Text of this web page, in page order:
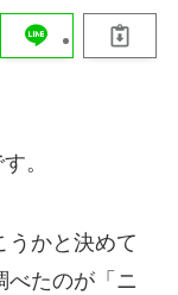
。
うかと決めて
べたのが「ニ